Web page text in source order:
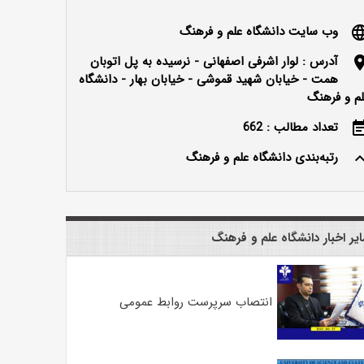
وب سایت دانشگاه علم و فرهنگ
آدرس : لوار اشرفی اصفهانی - نرسیده به پل اتوبان
همت - خیابان شهید قموشی - خیابان بهار - دانشگاه
و فرهنگ
تعداد مطالب : 662
keyboard_arrow_up
رتبه‌بندی دانشگاه علم و فرهنگ
اخبار دانشگاه علم و فرهنگ
انتصاب سرپرست روابط عمومی